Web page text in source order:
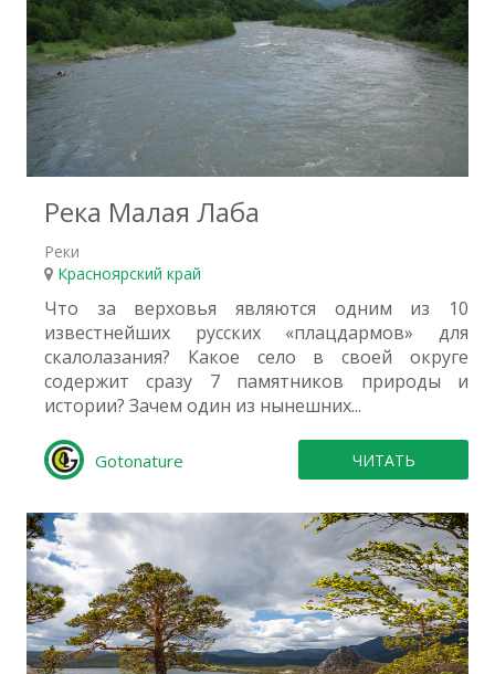
Река Малая Лаба
Реки
Красноярский край
Что за верховья являются одним из 10
известнейших русских «плацдармов» для
скалолазания? Какое село в своей округе
содержит сразу 7 памятников природы и
истории? Зачем один из нынешних...
Gotonature ЧИТАТЬ